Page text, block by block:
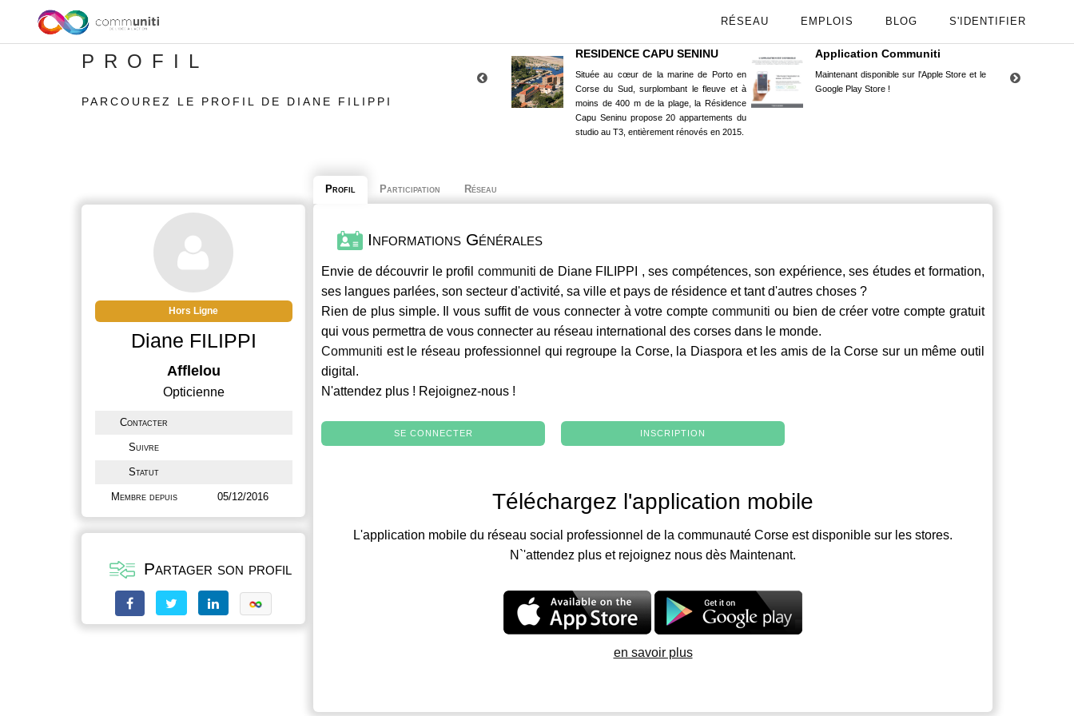
RÉSEAU EMPLOIS BLOG S'IDENTIFIER
PROFIL
PARCOUREZ LE PROFIL DE DIANE FILIPPI
RESIDENCE CAPU SENINU
Située au cœur de la marine de Porto en
Corse du Sud, surplombant le fleuve et à
moins de 400 m de la plage, la Résidence
Capu Seninu propose 20 appartements du
studio au T3, entièrement rénovés en 2015.
Application Communiti
Maintenant disponible sur l'Apple Store et le
Google Play Store !
Hors Ligne
Diane FILIPPI
Afflelou
Opticienne
Contacter
Suivre
Statut
Membre depuis 05/12/2016
Partager son profil
Profil Participation Réseau
Informations Générales
Envie de découvrir le profil communiti de Diane FILIPPI , ses compétences, son expérience, ses études et formation,
ses langues parlées, son secteur d'activité, sa ville et pays de résidence et tant d'autres choses ?
Rien de plus simple. Il vous suffit de vous connecter à votre comptecommuniti ou bien de créer votre compte gratuit
qui vous permettra de vous connecter au réseau international des corses dans le monde.
Communiti est le réseau professionnel qui regroupe la Corse, la Diaspora et les amis de la Corse sur un même outil
digital.
N'attendez plus ! Rejoignez-nous !
SE CONNECTER INSCRIPTION
Téléchargez l'application mobile
L'application mobile du réseau social professionnel de la communauté Corse est disponible sur les stores.
N`'attendez plus et rejoignez nous dès Maintenant.
en savoir plus